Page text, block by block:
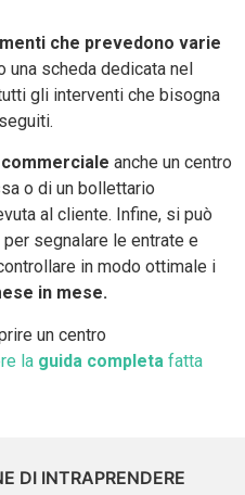
che prevedono varie
una scheda dedicata nel
gli interventi che bisogna
anche un centro
o di un bollettario
al cliente. Infine, si può
per segnalare le entrate e
in modo ottimale i
in mese.
un centro
la guida completa fatta
DI INTRAPRENDERE